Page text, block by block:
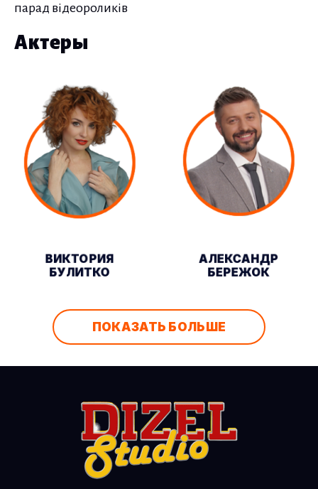
парад відеороликів
Актеры
ВИКТОРИЯ
БУЛИТКО
АЛЕКСАНДР
БЕРЕЖОК
ПОКАЗАТЬ БОЛЬШЕ